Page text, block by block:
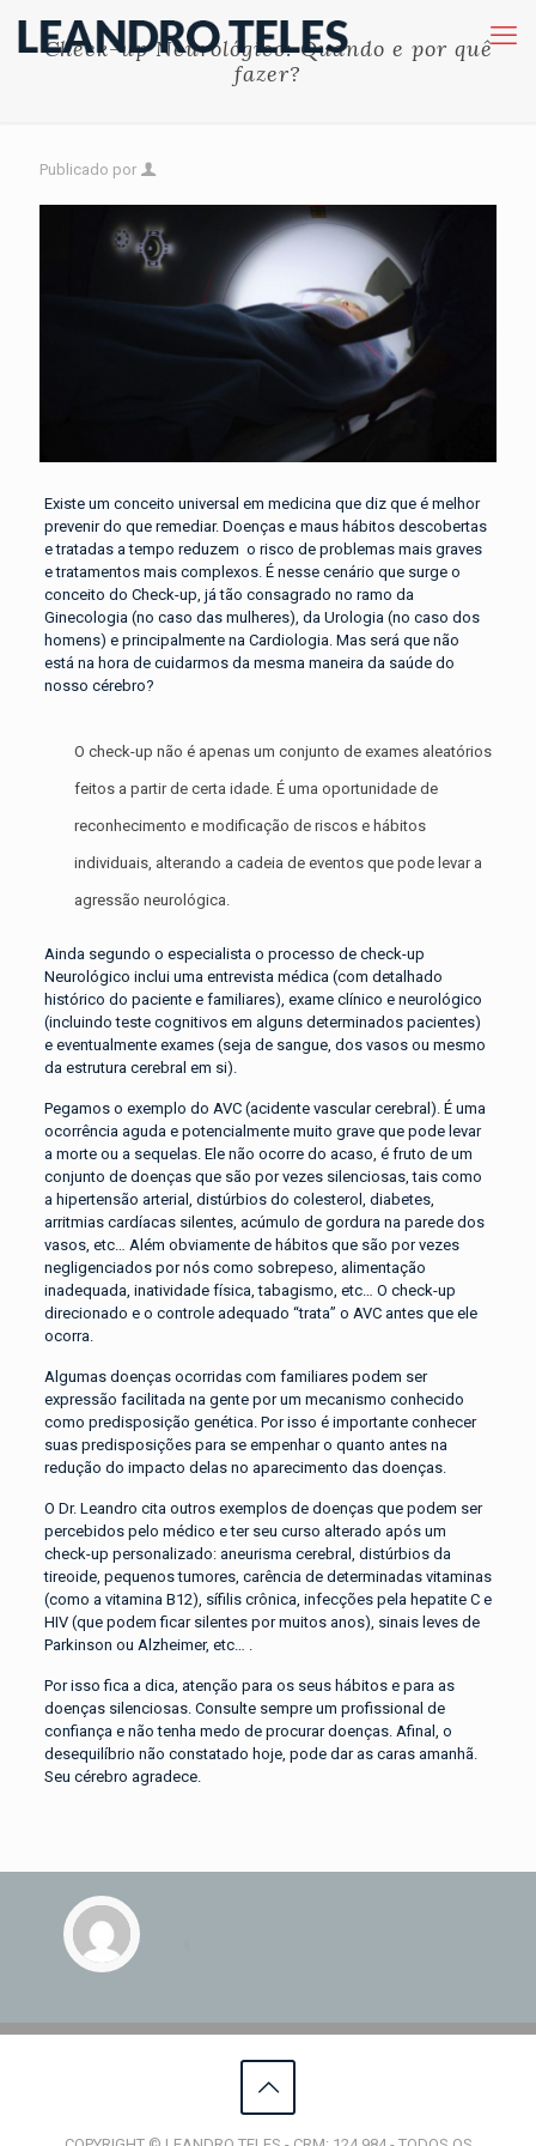
Check-up Neurológico: Quando e por quê
fazer?
Publicado por
Existe um conceito universal em medicina que diz que é melhor
prevenir do que remediar. Doenças e maus hábitos descobertas
e tratadas a tempo reduzem o risco de problemas mais graves
e tratamentos mais complexos. É nesse cenário que surge o
conceito do Check-up, já tão consagrado no ramo da
Ginecologia (no caso das mulheres), da Urologia (no caso dos
homens) e principalmente na Cardiologia. Mas será que não
está na hora de cuidarmos da mesma maneira da saúde do
nosso cérebro?
O check-up não é apenas um conjunto de exames aleatórios
feitos a partir de certa idade. É uma oportunidade de
reconhecimento e modificação de riscos e hábitos
individuais, alterando a cadeia de eventos que pode levar a
agressão neurológica.
Ainda segundo o especialista o processo de check-up
Neurológico inclui uma entrevista médica (com detalhado
histórico do paciente e familiares), exame clínico e neurológico
(incluindo teste cognitivos em alguns determinados pacientes)
e eventualmente exames (seja de sangue, dos vasos ou mesmo
da estrutura cerebral em si).
Pegamos o exemplo do AVC (acidente vascular cerebral). É uma
ocorrência aguda e potencialmente muito grave que pode levar
a morte ou a sequelas. Ele não ocorre do acaso, é fruto de um
conjunto de doenças que são por vezes silenciosas, tais como
a hipertensão arterial, distúrbios do colesterol, diabetes,
arritmias cardíacas silentes, acúmulo de gordura na parede dos
vasos, etc… Além obviamente de hábitos que são por vezes
negligenciados por nós como sobrepeso, alimentação
inadequada, inatividade física, tabagismo, etc… O check-up
direcionado e o controle adequado “trata” o AVC antes que ele
ocorra.
Algumas doenças ocorridas com familiares podem ser
expressão facilitada na gente por um mecanismo conhecido
como predisposição genética. Por isso é importante conhecer
suas predisposições para se empenhar o quanto antes na
redução do impacto delas no aparecimento das doenças.
O Dr. Leandro cita outros exemplos de doenças que podem ser
percebidos pelo médico e ter seu curso alterado após um
check-up personalizado: aneurisma cerebral, distúrbios da
tireoide, pequenos tumores, carência de determinadas vitaminas
(como a vitamina B12), sífilis crônica, infecções pela hepatite C e
HIV (que podem ficar silentes por muitos anos), sinais leves de
Parkinson ou Alzheimer, etc… .
Por isso fica a dica, atenção para os seus hábitos e para as
doenças silenciosas. Consulte sempre um profissional de
confiança e não tenha medo de procurar doenças. Afinal, o
desequilíbrio não constatado hoje, pode dar as caras amanhã.
Seu cérebro agradece.